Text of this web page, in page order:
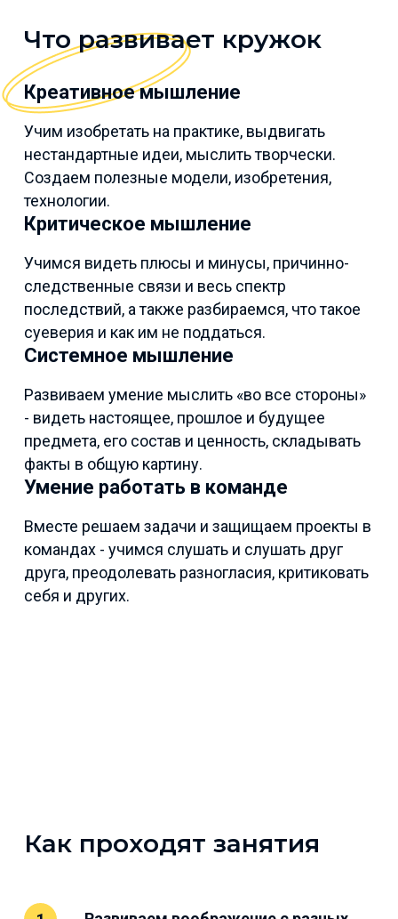
Что развивает кружок
Креативное мышление
Учим изобретать на практике, выдвигать
нестандартные идеи, мыслить творчески.
Создаем полезные модели, изобретения,
технологии.
Критическое мышление
Учимся видеть плюсы и минусы, причинно-
следственные связи и весь спектр
последствий, а также разбираемся, что такое
суеверия и как им не поддаться.
Системное мышление
Развиваем умение мыслить «во все стороны»
- видеть настоящее, прошлое и будущее
предмета, его состав и ценность, складывать
факты в общую картину.
Умение работать в команде
Вместе решаем задачи и защищаем проекты в
командах - учимся слушать и слушать друг
друга, преодолевать разногласия, критиковать
себя и других.
Как проходят занятия